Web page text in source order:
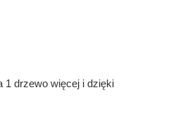
1 drzewo więcej i dzięki